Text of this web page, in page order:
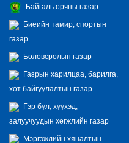
Байгаль орчны газар
Биеийн тамир, спортын
газар
Боловсролын газар
Газрын харилцаа, барилга,
хот байгуулалтын газар
Гэр бүл, хүүхэд,
залуучуудын хөгжлийн газар
Мэргэжлийн хяналтын